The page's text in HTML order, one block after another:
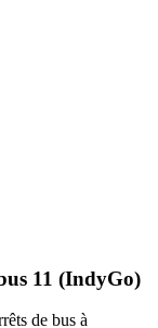
11 (IndyGo)
de bus à